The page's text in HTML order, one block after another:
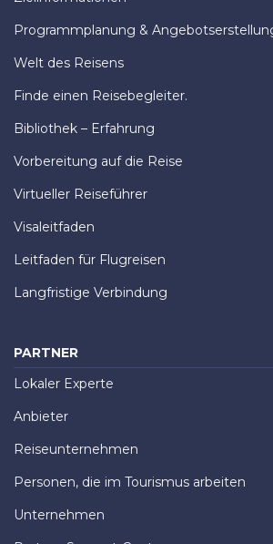
Programmplanung &
Welt des Reisens
Finde einen Reisebegleiter.
Bibliothek – Erfahrung
Vorbereitung auf die Reise
Virtueller Reiseführer
Visaleitfaden
Leitfaden für Flugreisen
Langfristige Verbindung
PARTNER
Lokaler Experte
Anbieter
Reiseunternehmen
Personen, die im Tourismus arbeiten
Unternehmen